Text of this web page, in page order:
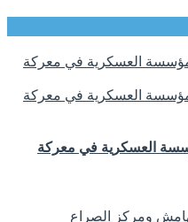
العسكرية في معركة